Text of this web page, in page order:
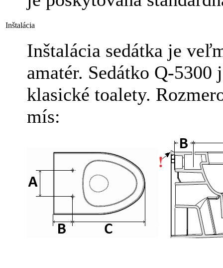
Inštalácia
Inštalácia sedátka je
amatér. Sedátko Q-5300
klasické toalety.
mís: